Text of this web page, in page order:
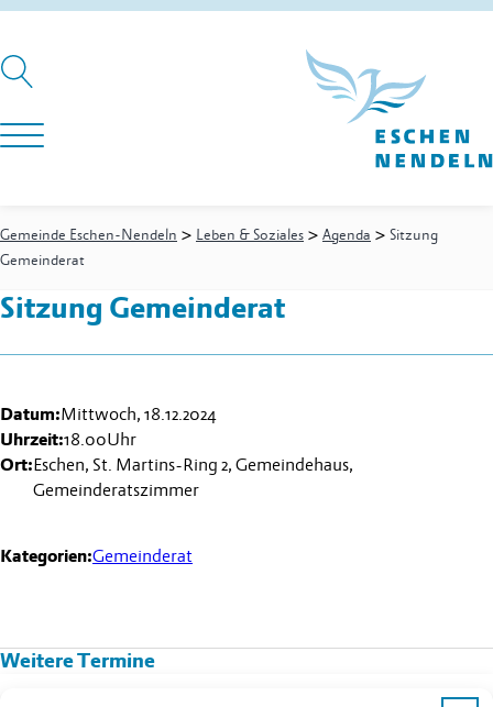
Gemeinde Eschen-Nendeln > Leben & Soziales > Agenda > Sitzung
Gemeinderat
Sitzung Gemeinderat
Datum:Mittwoch, 18.12.2024
Uhrzeit:18.00Uhr
Ort:Eschen, St. Martins-Ring 2, Gemeindehaus,
Gemeinderatszimmer
Kategorien:Gemeinderat
Weitere Termine